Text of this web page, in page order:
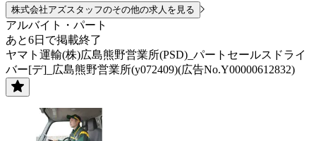
株式会社アズスタッフのその他の求人を見る
アルバイト・パート
あと6日で掲載終了
ヤマト運輸(株)広島熊野営業所(PSD)_パートセールスドライ
バー[デ]_広島熊野営業所(y072409)(広告No.Y00000612832)